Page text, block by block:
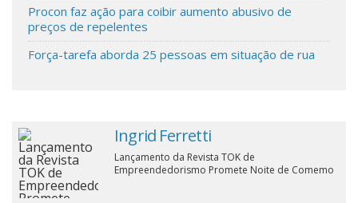
Fale Conosco
Procon faz ação para coibir aumento abusivo de
preços de repelentes
Força-tarefa aborda 25 pessoas em situação de rua
Ingrid Ferretti
Lançamento da Revista TOK de
Empreendedorismo Promete Noite de Comemo